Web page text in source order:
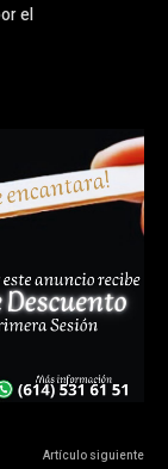
el
Artículo siguiente